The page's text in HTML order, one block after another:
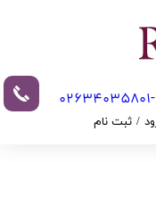
02634035801-
/ ثبت نام